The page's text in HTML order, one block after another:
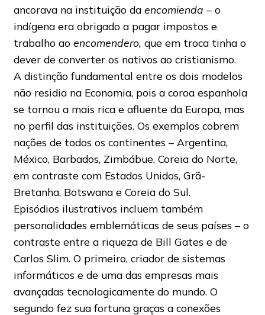
ancorava na instituição da encomienda – o
indígena era obrigado a pagar impostos e
trabalho ao encomendero, que em troca tinha o
dever de converter os nativos ao cristianismo.
A distinção fundamental entre os dois modelos
não residia na Economia, pois a coroa espanhola
se tornou a mais rica e afluente da Europa, mas
no perfil das instituições. Os exemplos cobrem
nações de todos os continentes – Argentina,
México, Barbados, Zimbábue, Coreia do Norte,
em contraste com Estados Unidos, Grã-
Bretanha, Botswana e Coreia do Sul.
Episódios ilustrativos incluem também
personalidades emblemáticas de seus países – o
contraste entre a riqueza de Bill Gates e de
Carlos Slim. O primeiro, criador de sistemas
informáticos e de uma das empresas mais
avançadas tecnologicamente do mundo. O
segundo fez sua fortuna graças a conexões